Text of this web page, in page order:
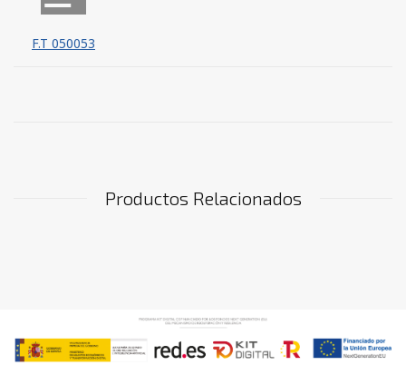
F.T 050053
Productos Relacionados